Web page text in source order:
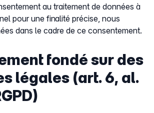
au traitement de données à
pour une finalité précise, nous
dans le cadre de ce consentement.
fondé sur des
légales (art. 6, al.